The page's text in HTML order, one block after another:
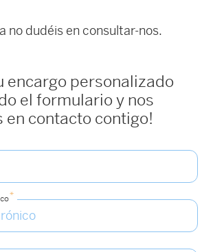
no dudéis en consultar-nos.
encargo personalizado
el formulario y nos
en contacto contigo!
*